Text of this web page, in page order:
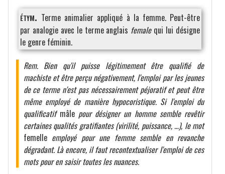
étym. Terme animalier appliqué à la femme. Peut-être
par analogie avec le terme anglais femalequi lui désigne
le genre féminin.
Rem. Bien qu'il puisse légitimement être qualifié de
machiste et être perçu négativement, l'emploi par les jeunes
de ce terme n'est pas nécessairement péjoratif et peut être
même employé de manière hypocoristique. Si l'emploi du
qualificatif mâlepour désigner un homme semble revêtir
certaines qualités gratifiantes (virilité, puissance, …), le mot
femelleemployé pour une femme semble en revanche
dégradant. Là encore, il faut recontextualiser l'emploi de ces
mots pour en saisir toutes les nuances.